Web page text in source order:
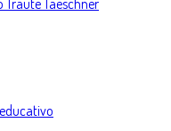
Traute Taeschner